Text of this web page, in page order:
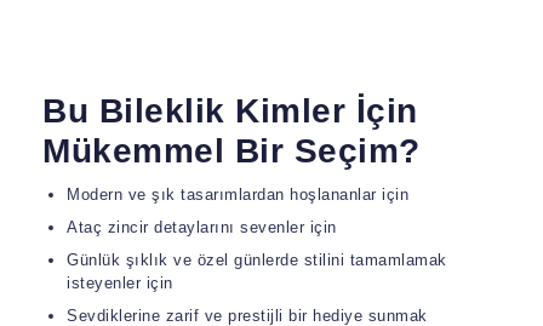
Bu Bileklik Kimler İçin
Mükemmel Bir Seçim?
Modern ve şık tasarımlardan hoşlananlar için
Ataç zincir detaylarını sevenler için
Günlük şıklık ve özel günlerde stilini tamamlamak
isteyenler için
Sevdiklerine zarif ve prestijli bir hediye sunmak